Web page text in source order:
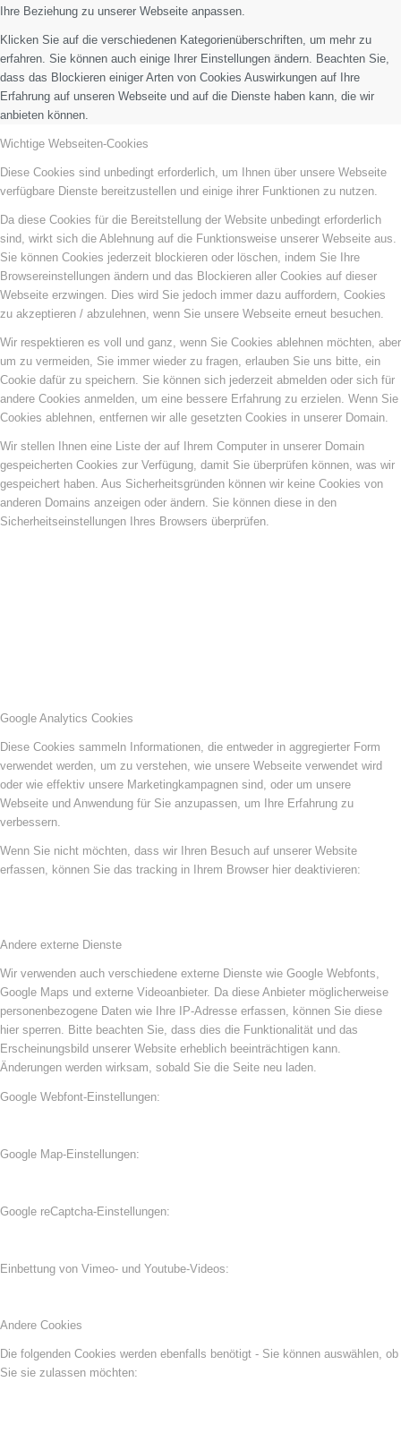
Ihre Beziehung zu unserer Webseite anpassen.
Klicken Sie auf die verschiedenen Kategorienüberschriften, um mehr zu
erfahren. Sie können auch einige Ihrer Einstellungen ändern. Beachten Sie,
dass das Blockieren einiger Arten von Cookies Auswirkungen auf Ihre
Erfahrung auf unseren Webseite und auf die Dienste haben kann, die wir
anbieten können.
Wichtige Webseiten-Cookies
Diese Cookies sind unbedingt erforderlich, um Ihnen über unsere Webseite
verfügbare Dienste bereitzustellen und einige ihrer Funktionen zu nutzen.
Da diese Cookies für die Bereitstellung der Website unbedingt erforderlich
sind, wirkt sich die Ablehnung auf die Funktionsweise unserer Webseite aus.
Sie können Cookies jederzeit blockieren oder löschen, indem Sie Ihre
Browsereinstellungen ändern und das Blockieren aller Cookies auf dieser
Webseite erzwingen. Dies wird Sie jedoch immer dazu auffordern, Cookies
zu akzeptieren / abzulehnen, wenn Sie unsere Webseite erneut besuchen.
Wir respektieren es voll und ganz, wenn Sie Cookies ablehnen möchten, aber
um zu vermeiden, Sie immer wieder zu fragen, erlauben Sie uns bitte, ein
Cookie dafür zu speichern. Sie können sich jederzeit abmelden oder sich für
andere Cookies anmelden, um eine bessere Erfahrung zu erzielen. Wenn Sie
Cookies ablehnen, entfernen wir alle gesetzten Cookies in unserer Domain.
Wir stellen Ihnen eine Liste der auf Ihrem Computer in unserer Domain
gespeicherten Cookies zur Verfügung, damit Sie überprüfen können, was wir
gespeichert haben. Aus Sicherheitsgründen können wir keine Cookies von
anderen Domains anzeigen oder ändern. Sie können diese in den
Sicherheitseinstellungen Ihres Browsers überprüfen.
Google Analytics Cookies
Diese Cookies sammeln Informationen, die entweder in aggregierter Form
verwendet werden, um zu verstehen, wie unsere Webseite verwendet wird
oder wie effektiv unsere Marketingkampagnen sind, oder um unsere
Webseite und Anwendung für Sie anzupassen, um Ihre Erfahrung zu
verbessern.
Wenn Sie nicht möchten, dass wir Ihren Besuch auf unserer Website
erfassen, können Sie das tracking in Ihrem Browser hier deaktivieren:
Andere externe Dienste
Wir verwenden auch verschiedene externe Dienste wie Google Webfonts,
Google Maps und externe Videoanbieter. Da diese Anbieter möglicherweise
personenbezogene Daten wie Ihre IP-Adresse erfassen, können Sie diese
hier sperren. Bitte beachten Sie, dass dies die Funktionalität und das
Erscheinungsbild unserer Website erheblich beeinträchtigen kann.
Änderungen werden wirksam, sobald Sie die Seite neu laden.
Google Webfont-Einstellungen:
Google Map-Einstellungen:
Google reCaptcha-Einstellungen:
Einbettung von Vimeo- und Youtube-Videos:
Andere Cookies
Die folgenden Cookies werden ebenfalls benötigt - Sie können auswählen, ob
Sie sie zulassen möchten: